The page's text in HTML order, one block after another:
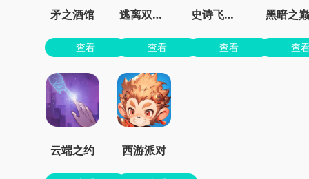
矛之酒馆
查看
逃离双塔湾
查看
史诗飞机进化
查看
黑暗之巅
查
云端之约 西游派对